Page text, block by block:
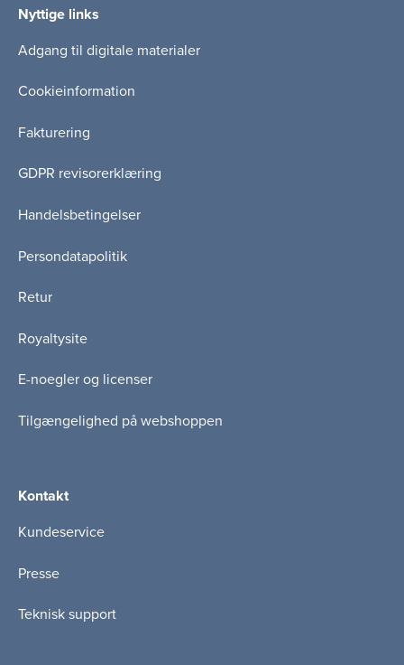
Nyttige links
Adgang til digitale materialer
Cookieinformation
Fakturering
GDPR revisorerklæring
Handelsbetingelser
Persondatapolitik
Retur
Royaltysite
E-noegler og licenser
Tilgængelighed på webshoppen
Kontakt
Kundeservice
Presse
Teknisk support